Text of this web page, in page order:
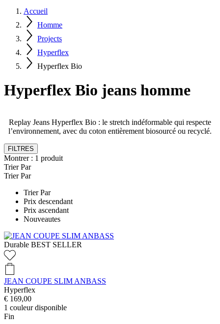
Accueil
Homme
Projects
Hyperflex
Hyperflex Bio
Hyperflex Bio jeans homme
Replay Jeans Hyperflex Bio : le stretch indéformable qui respecte
l’environnement, avec du coton entièrement biosourcé ou recyclé.
FILTRES
Montrer : 1 produit
Trier Par
Trier Par
Trier Par
Prix descendant
Prix ascendant
Nouveautes
Durable BEST SELLER
JEAN COUPE SLIM ANBASS
Hyperflex
€ 169,00
1 couleur disponible
Fin